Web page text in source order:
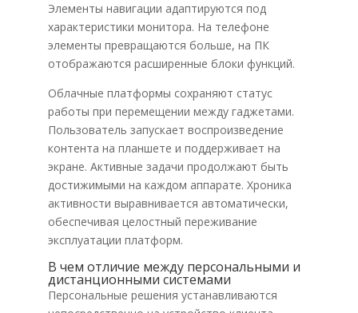
Элементы навигации адаптируются под
характеристики монитора. На телефоне
элементы превращаются больше, на ПК
отображаются расширенные блоки функций.
Облачные платформы сохраняют статус
работы при перемещении между гаджетами.
Пользователь запускает воспроизведение
контента на планшете и поддерживает на
экране. Активные задачи продолжают быть
достижимыми на каждом аппарате. Хроника
активности выравнивается автоматически,
обеспечивая целостный переживание
эксплуатации платформ.
В чем отличие между персональными и
дистанционными системами
Персональные решения устанавливаются